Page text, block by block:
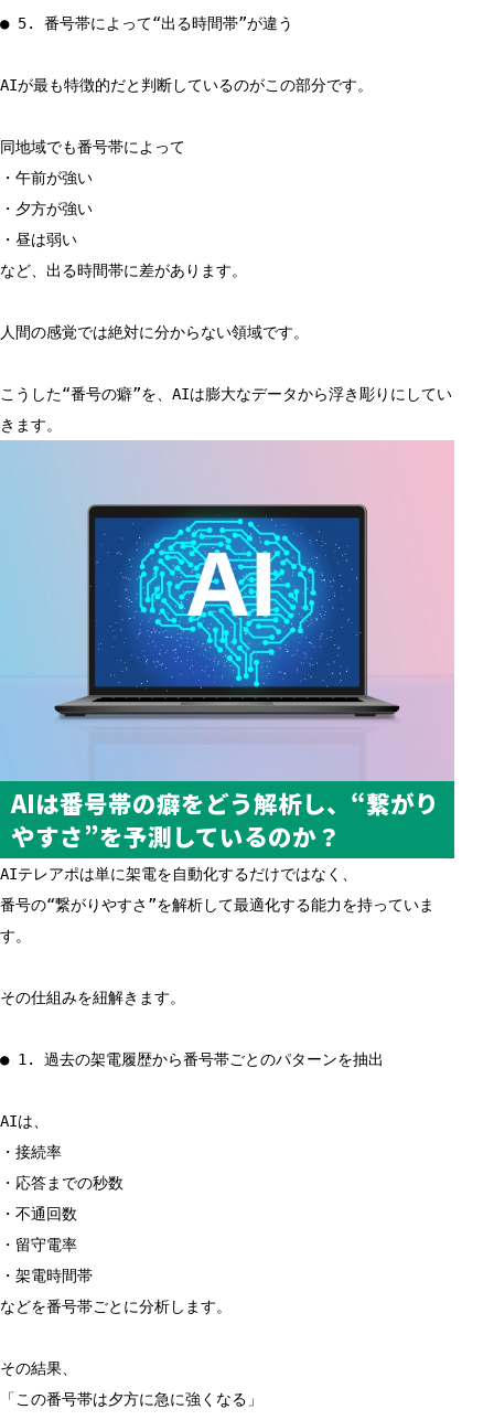
● 5. 番号帯によって“出る時間帯”が違う
AIが最も特徴的だと判断しているのがこの部分です。
同地域でも番号帯によって
・午前が強い
・夕方が強い
・昼は弱い
など、出る時間帯に差があります。
人間の感覚では絶対に分からない領域です。
こうした“番号の癖”を、AIは膨大なデータから浮き彫りにしてい
きます。
AIは番号帯の癖をどう解析し、“繋がり
やすさ”を予測しているのか？
AIテレアポは単に架電を自動化するだけではなく、
番号の“繋がりやすさ”を解析して最適化する能力を持っていま
す。
その仕組みを紐解きます。
● 1. 過去の架電履歴から番号帯ごとのパターンを抽出
AIは、
・接続率
・応答までの秒数
・不通回数
・留守電率
・架電時間帯
などを番号帯ごとに分析します。
その結果、
「この番号帯は夕方に急に強くなる」